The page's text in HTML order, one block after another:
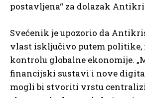
postavljena“ za dolazak
Svećenik je upozorio da
vlast isključivo putem politike,
kontrolu globalne ekonomije.
financijski sustavi i nove
mogli bi stvoriti vrstu